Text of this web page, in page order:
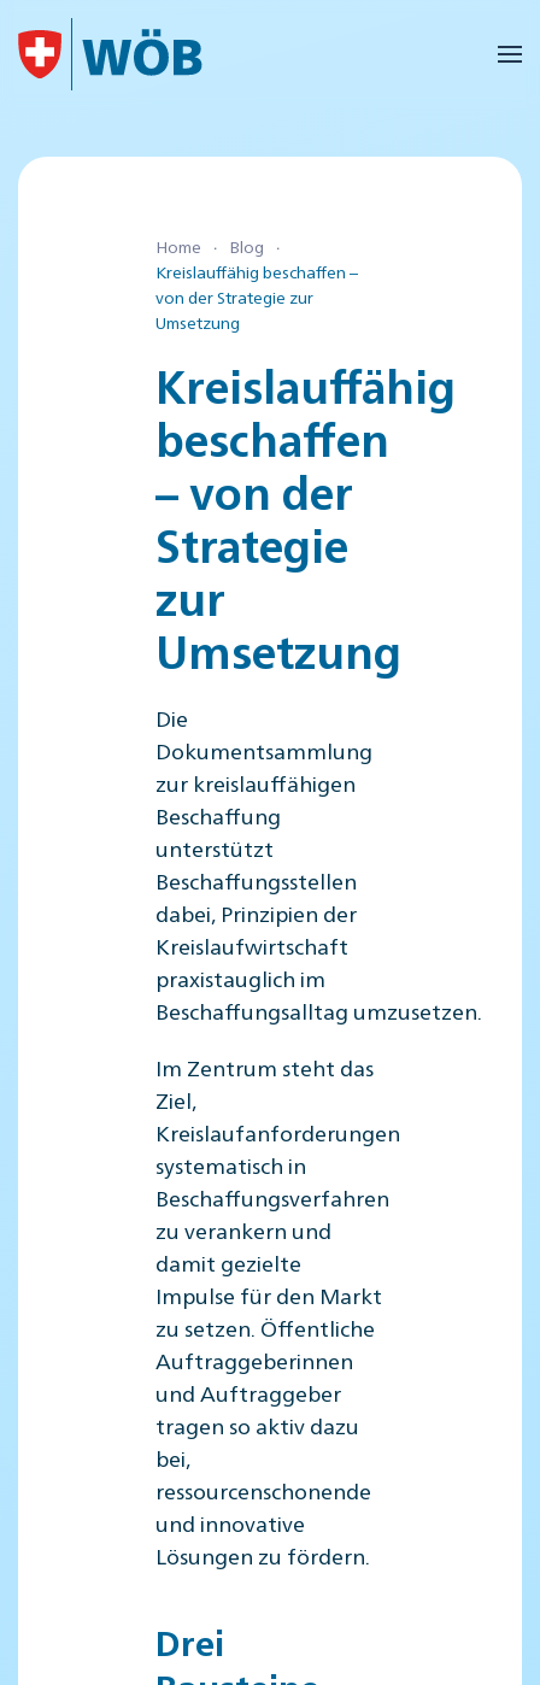
Skip to main content
Home
Blog
Kreislauffähig beschaffen –
von der Strategie zur
Umsetzung
Kreislauffähig
beschaffen
– von der
Strategie
zur
Umsetzung
Die
Dokumentsammlung
zur kreislauffähigen
Beschaffung
unterstützt
Beschaffungsstellen
dabei, Prinzipien der
Kreislaufwirtschaft
praxistauglich im
Beschaffungsalltag umzusetzen.
Im Zentrum steht das
Ziel,
Kreislaufanforderungen
systematisch in
Beschaffungsverfahren
zu verankern und
damit gezielte
Impulse für den Markt
zu setzen. Öffentliche
Auftraggeberinnen
und Auftraggeber
tragen so aktiv dazu
bei,
ressourcenschonende
und innovative
Lösungen zu fördern.
Drei